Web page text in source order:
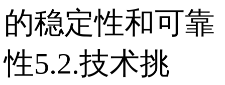
的稳定性和可靠
性 5.2.技术挑